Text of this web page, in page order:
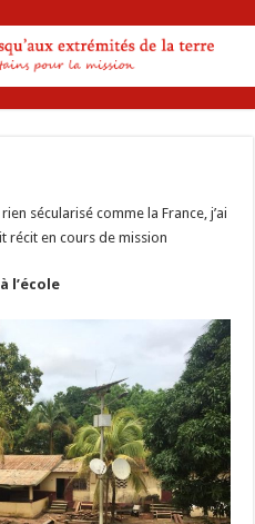
sécularisé comme la France, j’ai
récit en cours de mission
l’école